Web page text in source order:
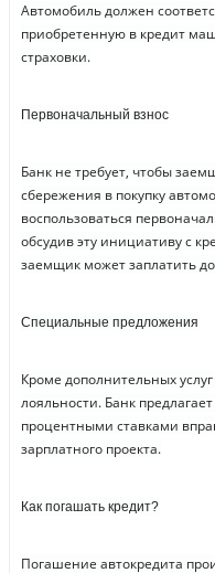
Автомобиль должен
приобретенную в кредит
страховки.
Первоначальный взнос
Банк не требует, чтобы
сбережения в покупку
воспользоваться
обсудив эту инициативу с
заемщик может заплатить
Специальные предложения
Кроме дополнительных
лояльности. Банк
процентными ставками
зарплатного проекта.
Как погашать кредит?
Погашение автокредита